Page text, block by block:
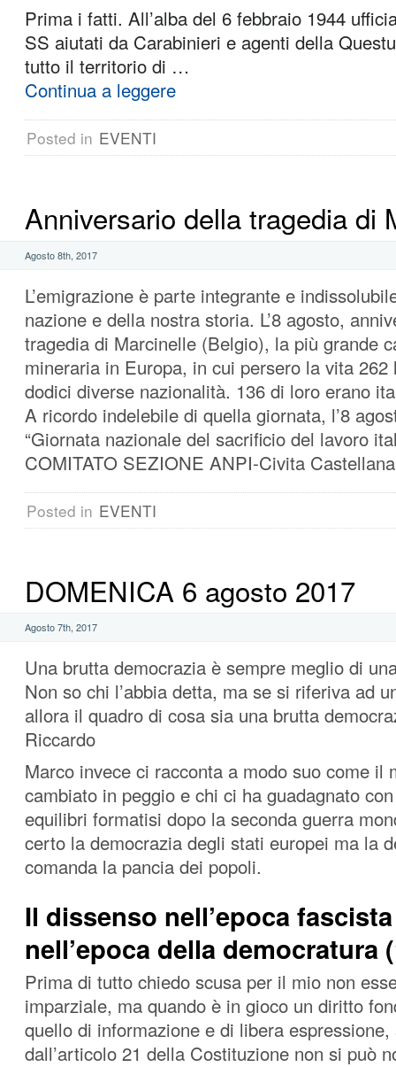
Prima i fatti. All’alba del 6 febbraio 1944
SS aiutati da Carabinieri e agenti della
tutto il territorio di …
Continua a leggere
Posted in EVENTI
Anniversario della tragedia di
Agosto 8th, 2017
L’emigrazione è parte integrante e
nazione e della nostra storia. L’8 agosto,
tragedia di Marcinelle (Belgio), la più grande
mineraria in Europa, in cui persero la vita 262
dodici diverse nazionalità. 136 di loro erano
A ricordo indelebile di quella giornata, l’8
“Giornata nazionale del sacrificio del lavoro
COMITATO SEZIONE ANPI-Civita Castellana
Posted in EVENTI
DOMENICA 6 agosto 2017
Agosto 7th, 2017
Una brutta democrazia è sempre meglio di
Non so chi l’abbia detta, ma se si riferiva ad
allora il quadro di cosa sia una brutta
Riccardo
Marco invece ci racconta a modo suo come il
cambiato in peggio e chi ci ha guadagnato
equilibri formatisi dopo la seconda guerra
certo la democrazia degli stati europei ma la
comanda la pancia dei popoli.
Il dissenso nell’epoca
nell’epoca della democratura
Prima di tutto chiedo scusa per il mio non
imparziale, ma quando è in gioco un diritto
quello di informazione e di libera espressione,
dall’articolo 21 della Costituzione non si può